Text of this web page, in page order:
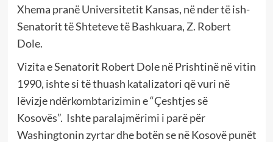
Xhema pranë Universitetit Kansas, në nder të ish-
Senatorit të Shteteve të Bashkuara, Z. Robert
Dole.
Vizita e Senatorit Robert Dole në Prishtinë në vitin
1990, ishte si të thuash katalizatori që vuri në
lëvizje ndërkombtarizimin e “Çeshtjes së
Kosovës”. Ishte paralajmërimi i parë për
Washingtonin zyrtar dhe botën se në Kosovë punët